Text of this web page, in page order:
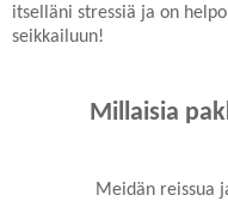
itselläni stressiä ja on
seikkailuun!
Millaisia
Meidän reissua